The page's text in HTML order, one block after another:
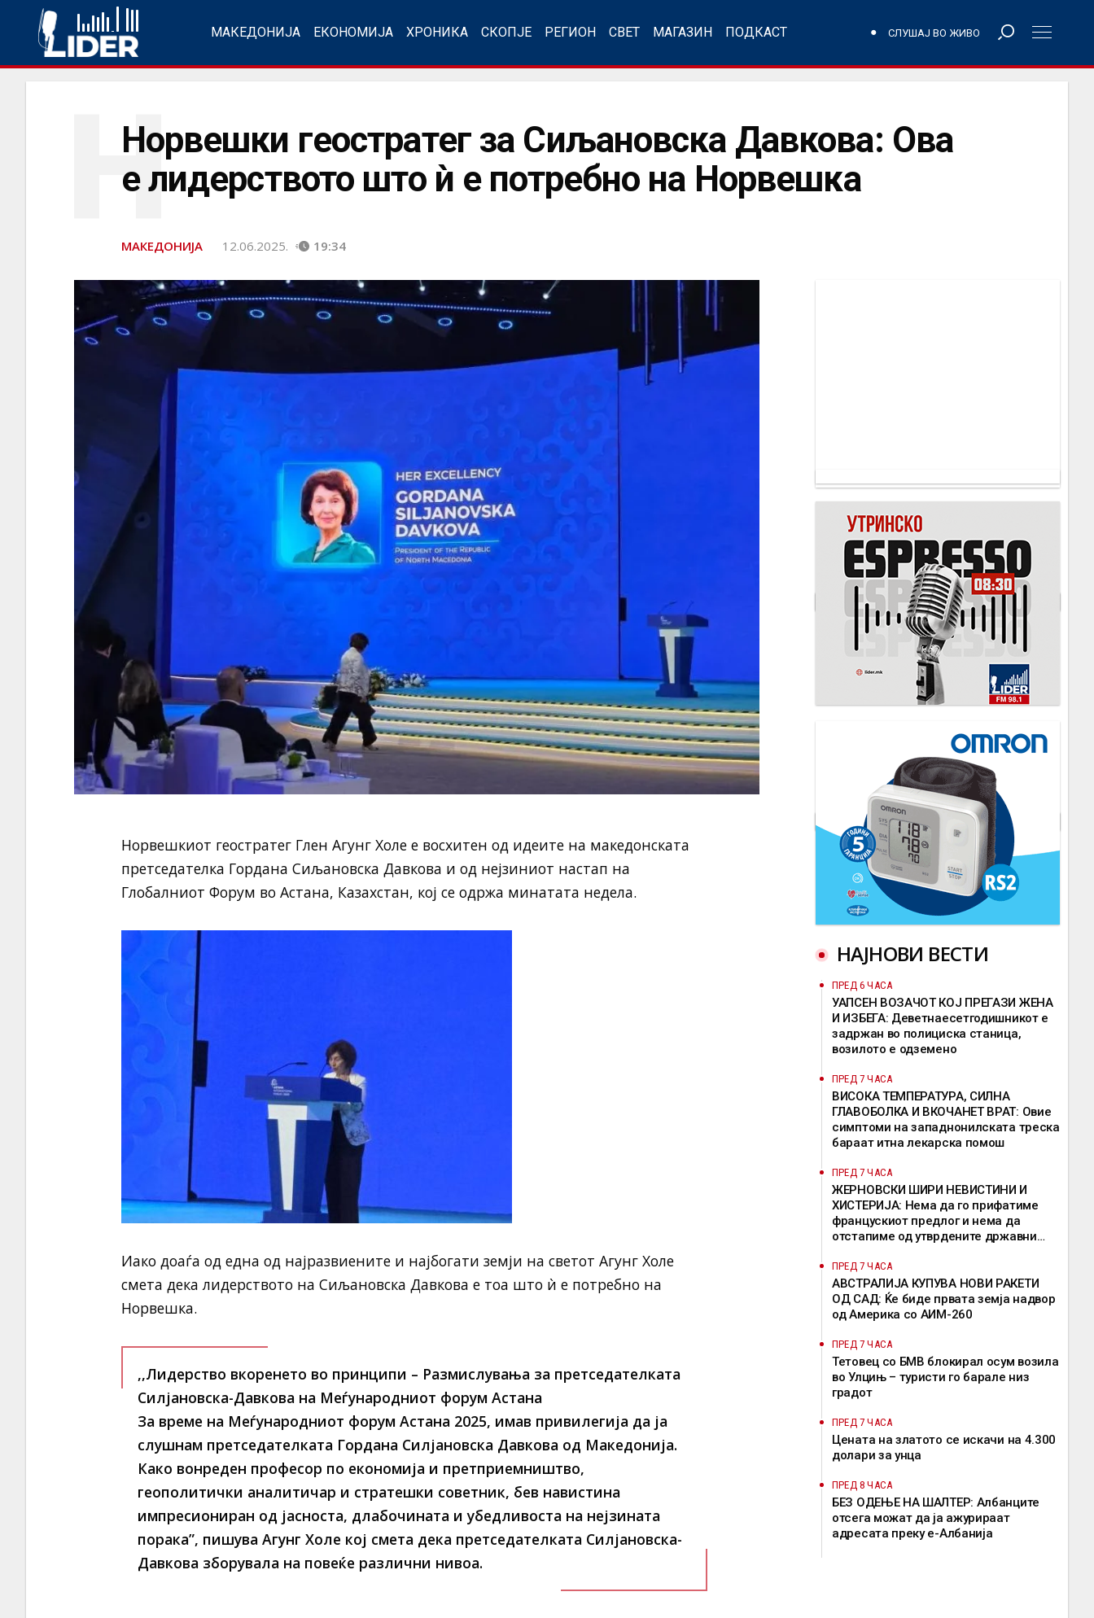
МАКЕДОНИЈА ЕКОНОМИЈА ХРОНИКА СКОПЈЕ РЕГИОН СВЕТ МАГАЗИН ПОДКАСТ СЛУШАЈ ВО ЖИВО
Норвешки геостратег за Сиљановска Давкова: Ова
е лидерството што ѝ е потребно на Норвешка
Н
МАКЕДОНИЈА 12.06.2025. 19:34
Норвешкиот геостратег Глен Агунг Холе е восхитен од идеите на македонската
претседателка Гордана Сиљановска Давкова и од нејзиниот настап на
Глобалниот Форум во Астана, Казахстан, кој се одржа минатата недела.
Иако доаѓа од една од најразвиените и најбогати земји на светот Агунг Холе
смета дека лидерството на Сиљановска Давкова е тоа што ѝ е потребно на
Норвешка.
,,Лидерство вкоренето во принципи – Размислувања за претседателката
Силјановска-Давкова на Меѓународниот форум Астана
За време на Меѓународниот форум Астана 2025, имав привилегија да ја
слушнам претседателката Гордана Силјановска Давкова од Македонија.
Како вонреден професор по економија и претприемништво,
геополитички аналитичар и стратешки советник, бев навистина
импресиониран од јасноста, длабочината и убедливоста на нејзината
порака”, пишува Агунг Холе кој смета дека претседателката Силјановска-
Давкова зборувала на повеќе различни нивоа.
НАЈНОВИ ВЕСТИ
ПРЕД 6 ЧАСА
УАПСЕН ВОЗАЧОТ КОЈ ПРЕГАЗИ ЖЕНА
И ИЗБЕГА: Деветнаесетгодишникот е
задржан во полициска станица,
возилото е одземено
ПРЕД 7 ЧАСА
ВИСОКА ТЕМПЕРАТУРА, СИЛНА
ГЛАВОБОЛКА И ВКОЧАНЕТ ВРАТ: Овие
симптоми на западнонилската треска
бараат итна лекарска помош
ПРЕД 7 ЧАСА
ЖЕРНОВСКИ ШИРИ НЕВИСТИНИ И
ХИСТЕРИЈА: Нема да го прифатиме
францускиот предлог и нема да
отстапиме од утврдените државни
ПРЕД 7 ЧАСА
АВСТРАЛИЈА КУПУВА НОВИ РАКЕТИ
ОД САД: Ќе биде првата земја надвор
од Америка со АИМ-260
ПРЕД 7 ЧАСА
Тетовец со БМВ блокирал осум возила
во Улцињ – туристи го барале низ
градот
ПРЕД 7 ЧАСА
Цената на златото се искачи на 4.300
долари за унца
ПРЕД 8 ЧАСА
БЕЗ ОДЕЊЕ НА ШАЛТЕР: Албанците
отсега можат да ја ажурираат
адресата преку е-Албанија